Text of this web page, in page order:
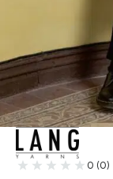
0 (0)